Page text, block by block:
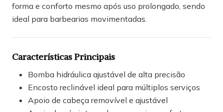
forma e conforto mesmo após uso prolongado, sendo
ideal para barbearias movimentadas.
Características Principais
Bomba hidráulica ajustável de alta precisão
Encosto reclinável ideal para múltiplos serviços
Apoio de cabeça removível e ajustável